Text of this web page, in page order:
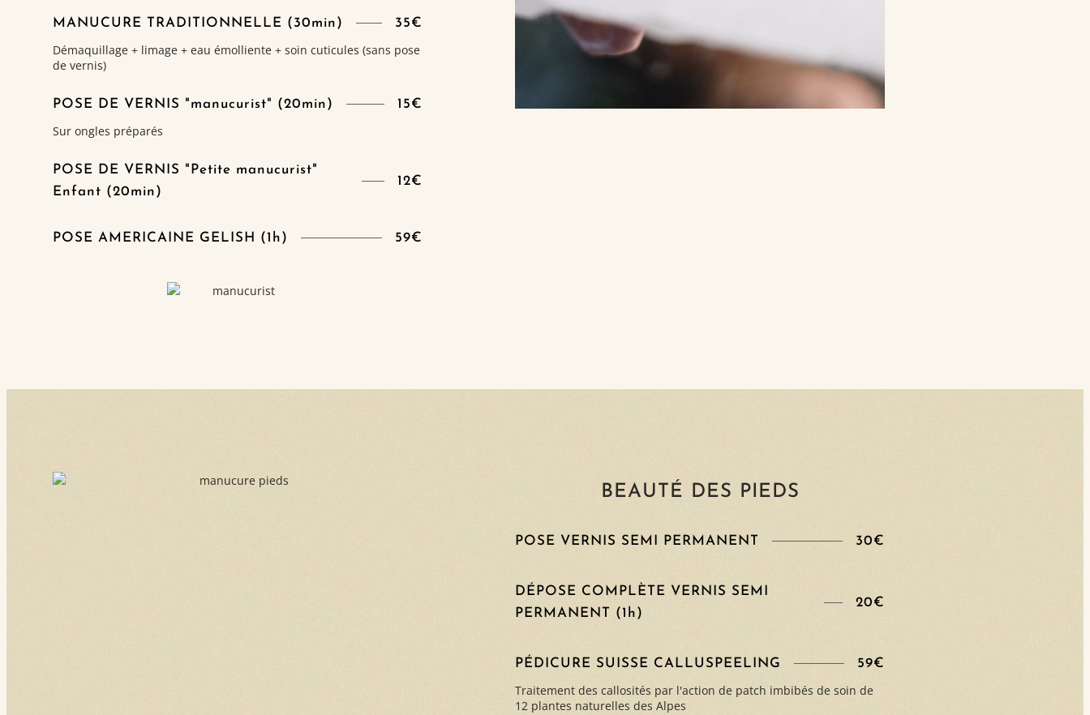
MANUCURE TRADITIONNELLE (30min) 35€
Démaquillage + limage + eau émolliente + soin cuticules (sans pose
de vernis)
POSE DE VERNIS "manucurist" (20min) 15€
Sur ongles préparés
POSE DE VERNIS "Petite manucurist"
Enfant (20min)
12€
POSE AMERICAINE GELISH (1h) 59€
BEAUTÉ DES PIEDS
POSE VERNIS SEMI PERMANENT 30€
DÉPOSE COMPLÈTE VERNIS SEMI
PERMANENT (1h)
20€
PÉDICURE SUISSE CALLUSPEELING 59€
Traitement des callosités par l'action de patch imbibés de soin de
12 plantes naturelles des Alpes